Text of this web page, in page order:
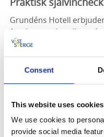
Consent
This website uses cookies
We use cookies to
provide social media
Grundéns Hotell
familjerum i
och dusch på samtliga
med hårtork, badmatta,
Strykbräda och
och elektroniska nycklar